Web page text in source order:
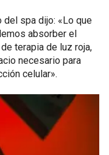
spa dijo: «Lo que
absorber el
terapia de luz roja,
necesario para
celular».